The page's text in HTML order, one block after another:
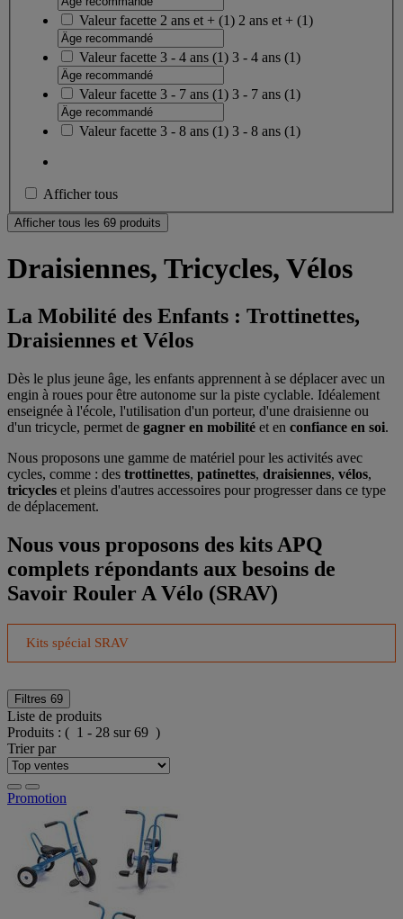
Valeur facette 2 ans et + (1) 2 ans et + (1)
Valeur facette 3 - 4 ans (1) 3 - 4 ans (1)
Valeur facette 3 - 7 ans (1) 3 - 7 ans (1)
Valeur facette 3 - 8 ans (1) 3 - 8 ans (1)
Afficher tous
Afficher tous les 69 produits
Draisiennes, Tricycles, Vélos
La Mobilité des Enfants : Trottinettes,
Draisiennes et Vélos
Dès le plus jeune âge, les enfants apprennent à se déplacer avec un
engin à roues pour être autonome sur la piste cyclable. Idéalement
enseignée à l'école, l'utilisation d'un porteur, d'une draisienne ou
d'un tricycle, permet de gagner en mobilité et en confiance en soi.
Nous proposons une gamme de matériel pour les activités avec
cycles, comme : des trottinettes, patinettes, draisiennes, vélos,
tricycles et pleins d'autres accessoires pour progresser dans ce type
de déplacement.
Nous vous proposons des kits APQ
complets répondants aux besoins de
Savoir Rouler A Vélo (SRAV)
Kits spécial SRAV
Filtres 69
Liste de produits
Produits : ( 1 - 28 sur 69 )
Trier par
Promotion